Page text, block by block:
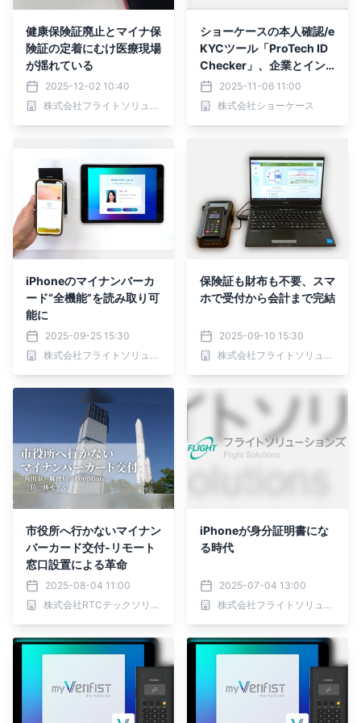
健康保険証廃止とマイナ保
険証の定着にむけ医療現場
が揺れている
2025-12-02 10:40
株式会社フライトソリューションズ
ショーケースの本人確認/e
KYCツール「ProTech ID
Checker」、企業とイン
フルエンサーを繋ぐマッチ
ングプラットフォーム「Fi
nd Model Circle」に採用
2025-11-06 11:00
株式会社ショーケース
iPhoneのマイナンバーカ
ード“全機能”を読み取り可
能に
2025-09-25 15:30
株式会社フライトソリューションズ
保険証も財布も不要、スマ
ホで受付から会計まで完結
2025-09-10 15:30
株式会社フライトソリューションズ
市役所へ行かないマイナン
バーカード交付-リモート
窓口設置による革命
2025-08-04 11:00
株式会社RTCテックソリューションズ
iPhoneが身分証明書にな
る時代
2025-07-04 13:00
株式会社フライトソリューションズ